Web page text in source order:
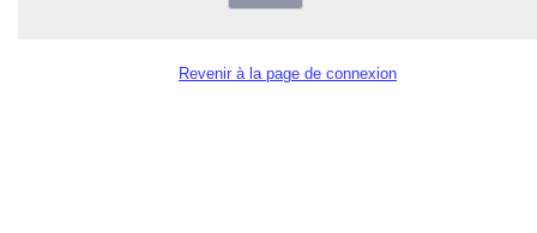
Revenir à la page de connexion